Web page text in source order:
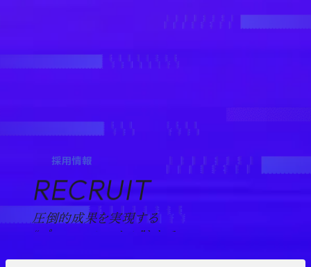
採用情報
RECRUIT
圧倒的成果を実現する
“プロフェッショナル”として。